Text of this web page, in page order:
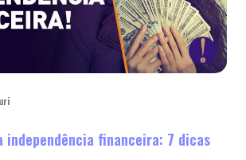
independência financeira: 7 dicas